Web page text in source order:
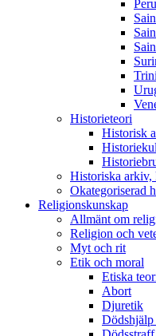
Historieteori
Historisk
Historiska arkiv,
Okategoriserad
Religionskunskap
Allmänt om
Religion och
Myt och rit
Etik och moral
Etiska
Abort
Djuretik
Dödshjälp